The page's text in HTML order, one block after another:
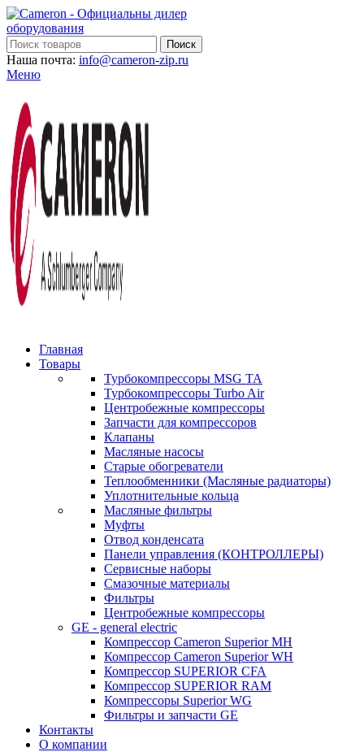
Поиск
Наша почта: info@cameron-zip.ru
Меню
Главная
Товары
Турбокомпрессоры MSG TA
Турбокомпрессоры Turbo Air
Центробежные компрессоры
Запчасти для компрессоров
Клапаны
Масляные насосы
Старые обогреватели
Теплообменники (Масляные радиаторы)
Уплотнительные кольца
Масляные фильтры
Муфты
Отвод конденсата
Панели управления (КОНТРОЛЛЕРЫ)
Сервисные наборы
Смазочные материалы
Фильтры
Центробежные компрессоры
GE - general electric
Компрессор Cameron Superior MH
Компрессор Cameron Superior WH
Компрессор SUPERIOR CFA
Компрессор SUPERIOR RAM
Компрессоры Superior WG
Фильтры и запчасти GE
Контакты
О компании